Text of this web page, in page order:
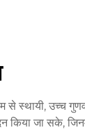
से स्थायी, उच्च
किया जा सके,